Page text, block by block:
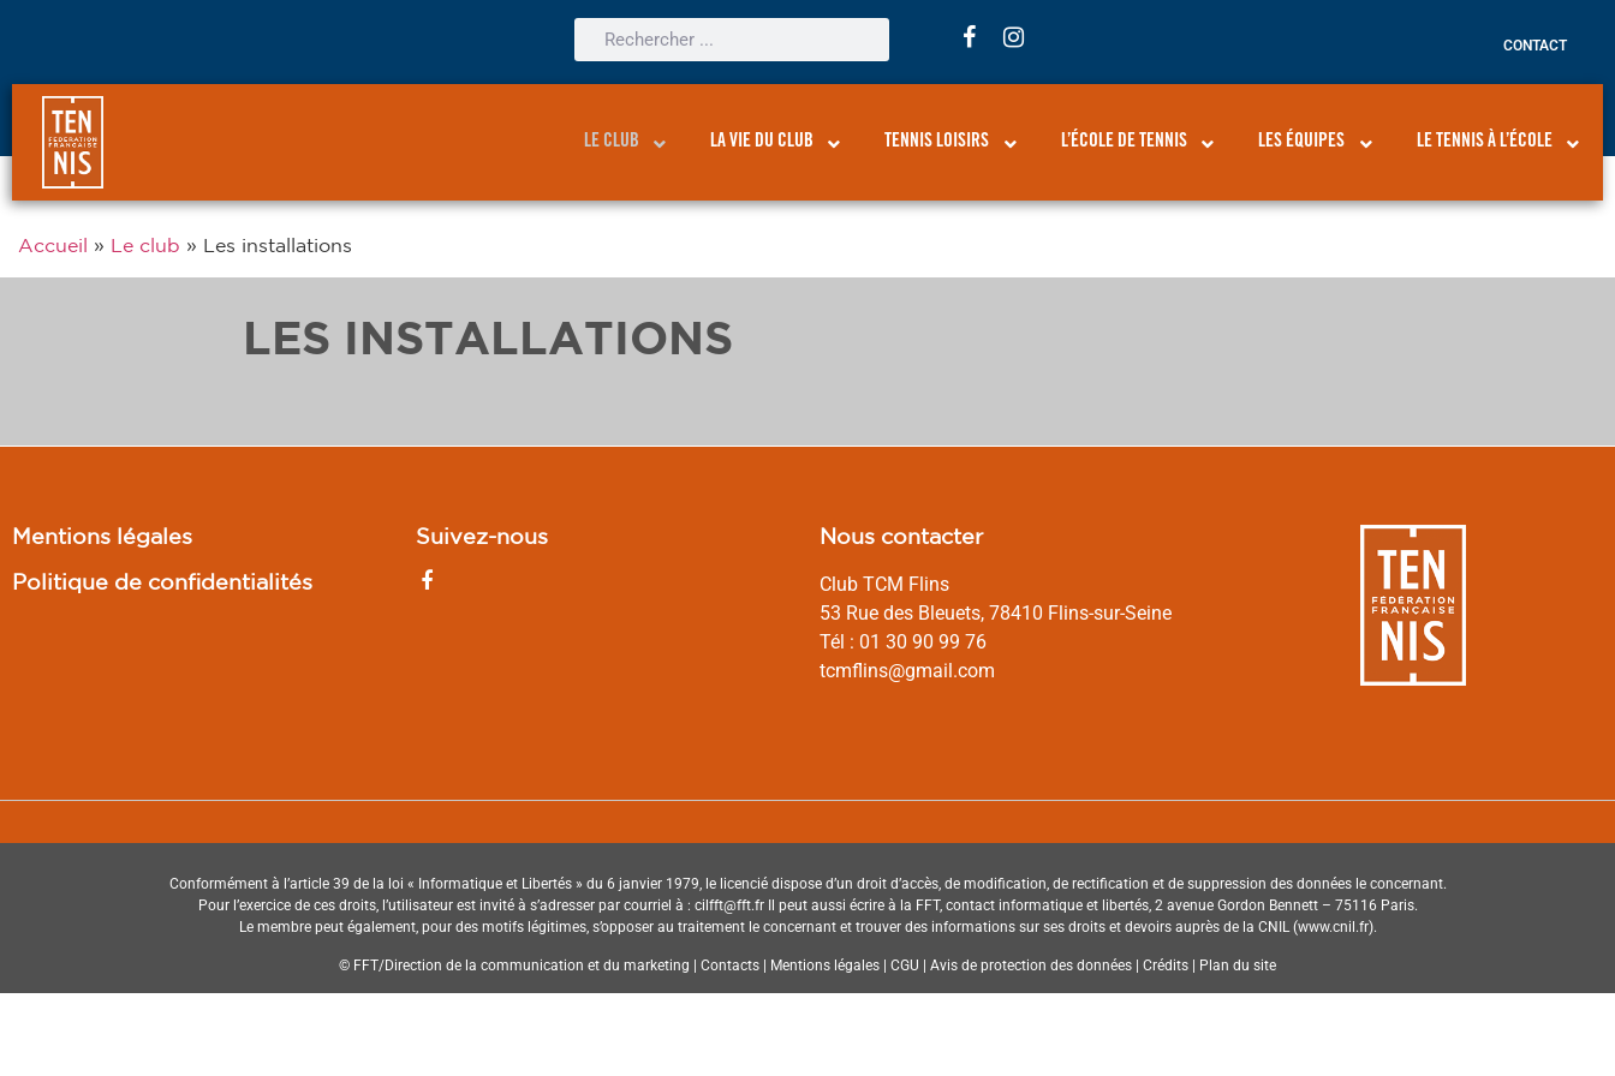
CONTACT
LE CLUB LA VIE DU CLUB TENNIS LOISIRS L’ÉCOLE DE TENNIS LES ÉQUIPES LE TENNIS À L’ÉCOLE
Accueil » Le club » Les installations
LES INSTALLATIONS
Mentions légales
Politique de confidentialités
Suivez-nous Nous contacter
Club TCM Flins
53 Rue des Bleuets, 78410 Flins-sur-Seine
Tél : 01 30 90 99 76
tcmflins@gmail.com
Conformément à l’article 39 de la loi « Informatique et Libertés » du 6 janvier 1979, le licencié dispose d’un droit d’accès, de modification, de rectification et de suppression des données le concernant.
Pour l’exercice de ces droits, l’utilisateur est invité à s’adresser par courriel à : cilfft@fft.fr Il peut aussi écrire à la FFT, contact informatique et libertés, 2 avenue Gordon Bennett – 75116 Paris.
Le membre peut également, pour des motifs légitimes, s’opposer au traitement le concernant et trouver des informations sur ses droits et devoirs auprès de la CNIL (www.cnil.fr).
© FFT/Direction de la communication et du marketing | Contacts | Mentions légales | CGU | Avis de protection des données | Crédits | Plan du site